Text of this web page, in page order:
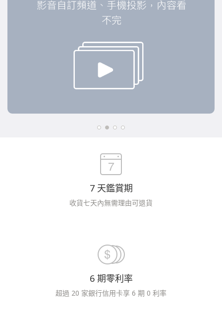
7 天鑑賞期
收貨七天內無需理由可退貨
6 期零利率
超過 20 家銀行信用卡享 6 期 0 利率